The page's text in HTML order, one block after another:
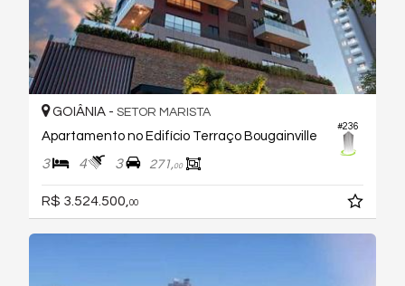
#236
GOIÂNIA - SETOR MARISTA
Apartamento no Edifício Terraço Bougainville
3 4 3 271,00
R$ 3.524.500, 00